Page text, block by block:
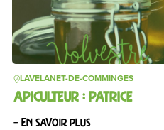
LAVELANET-DE-COMMINGES
APICULTEUR : PATRICE
– En savoir plus